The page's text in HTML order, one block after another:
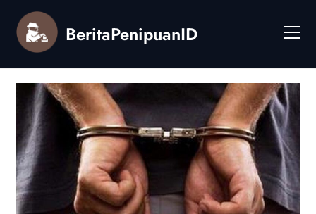
content
BeritaPenipuanID